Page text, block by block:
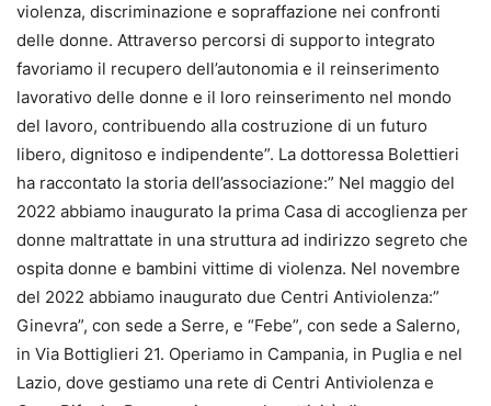
violenza, discriminazione e sopraffazione nei confronti
delle donne. Attraverso percorsi di supporto integrato
favoriamo il recupero dell’autonomia e il reinserimento
lavorativo delle donne e il loro reinserimento nel mondo
del lavoro, contribuendo alla costruzione di un futuro
libero, dignitoso e indipendente”. La dottoressa Bolettieri
ha raccontato la storia dell’associazione:” Nel maggio del
2022 abbiamo inaugurato la prima Casa di accoglienza per
donne maltrattate in una struttura ad indirizzo segreto che
ospita donne e bambini vittime di violenza. Nel novembre
del 2022 abbiamo inaugurato due Centri Antiviolenza:”
Ginevra”, con sede a Serre, e “Febe”, con sede a Salerno,
in Via Bottiglieri 21. Operiamo in Campania, in Puglia e nel
Lazio, dove gestiamo una rete di Centri Antiviolenza e